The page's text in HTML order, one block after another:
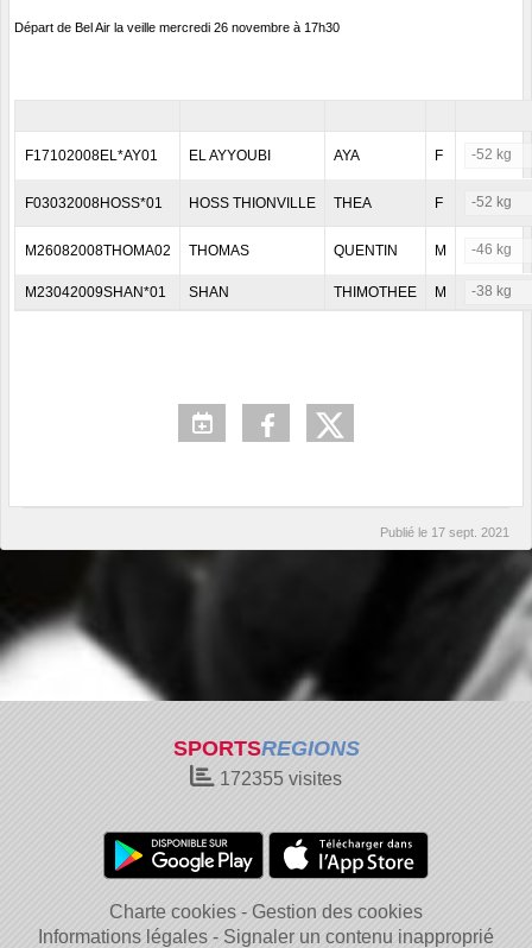
Départ de Bel Air la veille mercredi 26 novembre à 17h30
F17102008EL*AY01 EL AYYOUBI AYA F -52 kg
F03032008HOSS*01 HOSS THIONVILLE THEA F -52 kg
M26082008THOMA02 THOMAS QUENTIN M -46 kg
M23042009SHAN*01 SHAN THIMOTHEE M -38 kg
Publié le 17 sept. 2021
SPORTSREGIONS
172355 visites
Charte cookies
Gestion des cookies
Informations légales
Signaler un contenu inapproprié